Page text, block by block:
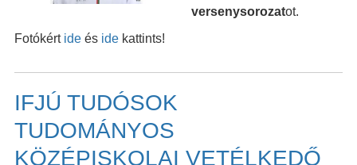
versenysorozatot.
Fotókért ideés idekattints!
IFJÚ TUDÓSOK
TUDOMÁNYOS
KÖZÉPISKOLAI VETÉLKEDŐ